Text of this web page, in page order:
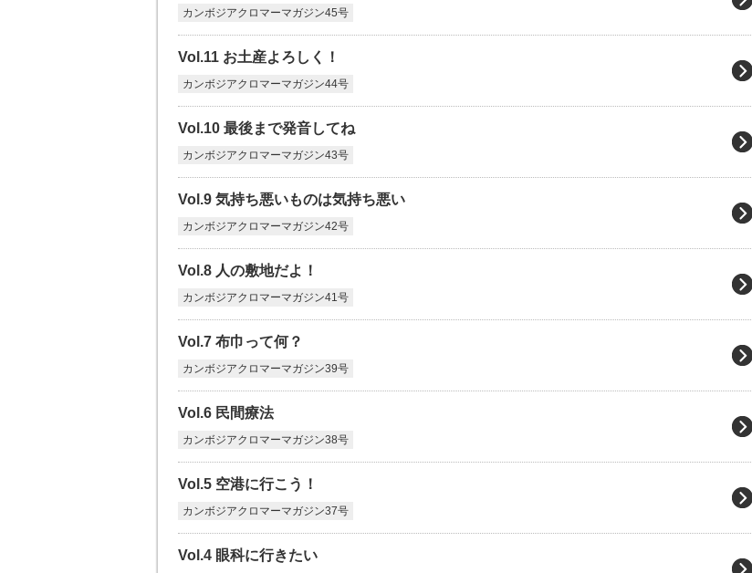
カンボジアクロマーマガジン45号
Vol.11 お土産よろしく！
カンボジアクロマーマガジン44号
Vol.10 最後まで発音してね
カンボジアクロマーマガジン43号
Vol.9 気持ち悪いものは気持ち悪い
カンボジアクロマーマガジン42号
Vol.8 人の敷地だよ！
カンボジアクロマーマガジン41号
Vol.7 布巾って何？
カンボジアクロマーマガジン39号
Vol.6 民間療法
カンボジアクロマーマガジン38号
Vol.5 空港に行こう！
カンボジアクロマーマガジン37号
Vol.4 眼科に行きたい